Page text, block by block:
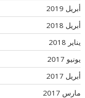
أبريل 2019
أبريل 2018
يناير 2018
يونيو 2017
أبريل 2017
مارس 2017